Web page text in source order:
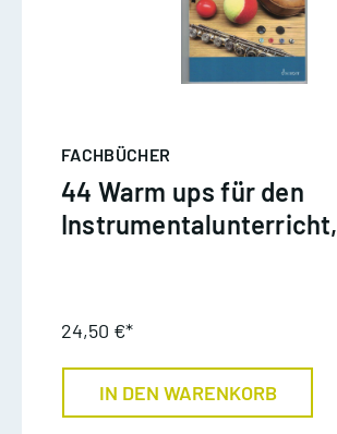
FACHBÜCHER
44 Warm ups für den
Instrumentalunterricht,
24,50 €*
IN DEN WARENKORB